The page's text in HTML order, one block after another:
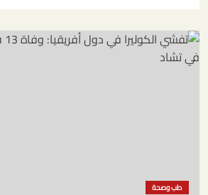
طب وصحة